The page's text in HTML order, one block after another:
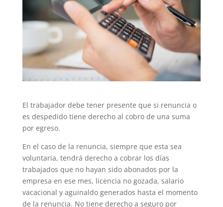
El trabajador debe tener presente que si renuncia o
es despedido tiene derecho al cobro de una suma
por egreso.
En el caso de la renuncia, siempre que esta sea
voluntaria, tendrá derecho a cobrar los días
trabajados que no hayan sido abonados por la
empresa en ese mes, licencia no gozada, salario
vacacional y aguinaldo generados hasta el momento
de la renuncia. No tiene derecho a seguro por